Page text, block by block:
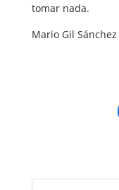
tomar nada.
Mario Gil Sánchez